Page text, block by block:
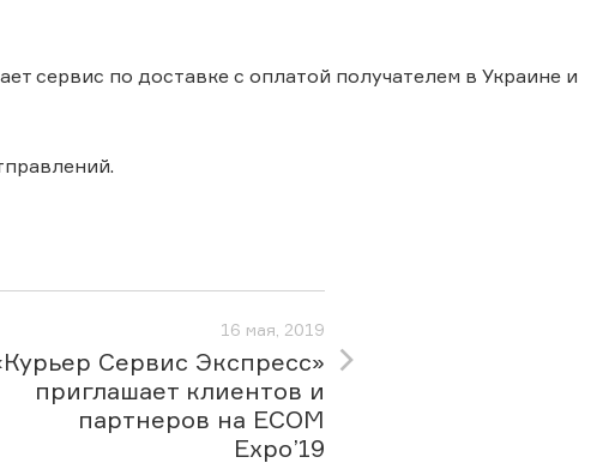
сервис по доставке с оплатой получателем в Украине и
16 мая, 2019
Сервис Экспресс»
приглашает клиентов и
партнеров на ECOM
Expo’19